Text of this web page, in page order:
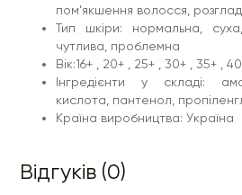
пом’якшення волосся,
Тип шкіри: нормальна,
чутлива, проблемна
Вік:16+ , 20+ , 25+ , 30+ , 35+ ,
Інгредієнти у складі:
кислота, пантенол,
Країна виробництва: Україна
Відгуків (0)